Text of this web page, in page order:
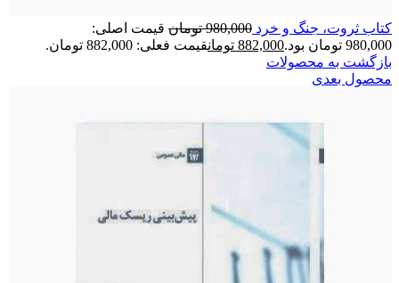
کتاب ثروت، جنگ و خرد 980,000 تومان قیمت اصلی:
980,000 تومان بود.
882,000 تومانقیمت فعلی: 882,000 تومان.
بازگشت به محصولات
محصول بعدی